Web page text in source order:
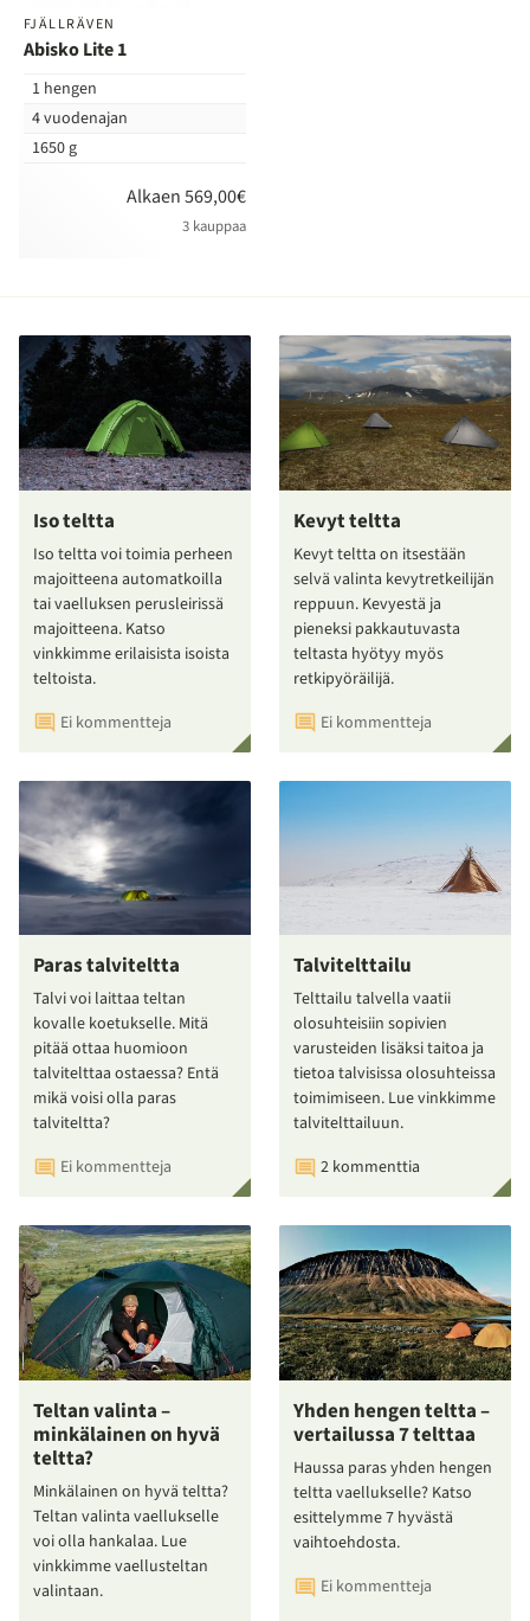
FJÄLLRÄVEN
Abisko Lite 1
1 hengen
4 vuodenajan
1650 g
Alkaen 569,00€
3 kauppaa
Iso teltta
Iso teltta voi toimia perheen
majoitteena automatkoilla
tai vaelluksen perusleirissä
majoitteena. Katso
vinkkimme erilaisista isoista
teltoista.
Ei kommentteja
Kevyt teltta
Kevyt teltta on itsestään
selvä valinta kevytretkeilijän
reppuun. Kevyestä ja
pieneksi pakkautuvasta
teltasta hyötyy myös
retkipyöräilijä.
Ei kommentteja
Paras talviteltta
Talvi voi laittaa teltan
kovalle koetukselle. Mitä
pitää ottaa huomioon
talvitelttaa ostaessa? Entä
mikä voisi olla paras
talviteltta?
Ei kommentteja
Talvitelttailu
Telttailu talvella vaatii
olosuhteisiin sopivien
varusteiden lisäksi taitoa ja
tietoa talvisissa olosuhteissa
toimimiseen. Lue vinkkimme
talvitelttailuun.
2 kommenttia
Teltan valinta –
minkälainen on hyvä
teltta?
Minkälainen on hyvä teltta?
Teltan valinta vaellukselle
voi olla hankalaa. Lue
vinkkimme vaellusteltan
valintaan.
Yhden hengen teltta –
vertailussa 7 telttaa
Haussa paras yhden hengen
teltta vaellukselle? Katso
esittelymme 7 hyvästä
vaihtoehdosta.
Ei kommentteja